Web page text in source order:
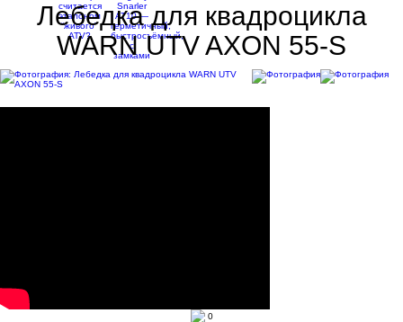
Лебедка для квадроцикла
WARN UTV AXON 55-S
0